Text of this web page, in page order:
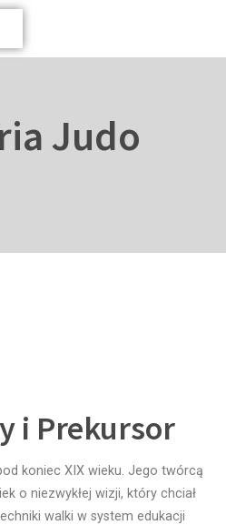
Judo
i Prekursor
koniec XIX wieku. Jego twórcą
o niezwykłej wizji, który chciał
walki w system edukacji